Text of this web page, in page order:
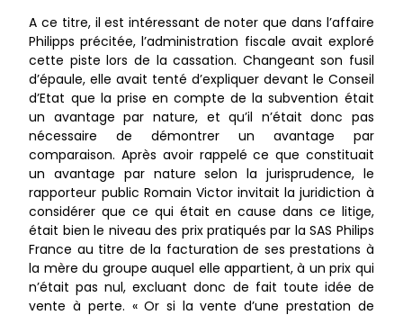
A ce titre, il est intéressant de noter que dans l’affaire
Philipps précitée, l’administration fiscale avait exploré
cette piste lors de la cassation. Changeant son fusil
d’épaule, elle avait tenté d’expliquer devant le Conseil
d’Etat que la prise en compte de la subvention était
un avantage par nature, et qu’il n’était donc pas
nécessaire de démontrer un avantage par
comparaison. Après avoir rappelé ce que constituait
un avantage par nature selon la jurisprudence, le
rapporteur public Romain Victor invitait la juridiction à
considérer que ce qui était en cause dans ce litige,
était bien le niveau des prix pratiqués par la SAS Philips
France au titre de la facturation de ses prestations à
la mère du groupe auquel elle appartient, à un prix qui
n’était pas nul, excluant donc de fait toute idée de
vente à perte. « Or si la vente d’une prestation de